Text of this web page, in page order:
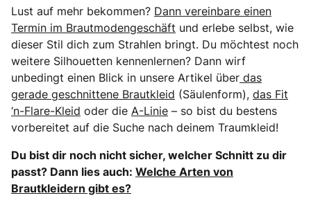
Lust auf mehr bekommen? Dann vereinbare einen
Termin im Brautmodengeschäft und erlebe selbst, wie
dieser Stil dich zum Strahlen bringt. Du möchtest noch
weitere Silhouetten kennenlernen? Dann wirf
unbedingt einen Blick in unsere Artikel über das
gerade geschnittene Brautkleid (Säulenform), das Fit
‘n-Flare-Kleid oder die A-Linie – so bist du bestens
vorbereitet auf die Suche nach deinem Traumkleid!
Du bist dir noch nicht sicher, welcher Schnitt zu dir
passt? Dann lies auch: Welche Arten von
Brautkleidern gibt es?